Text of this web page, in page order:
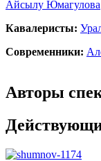
Айсылу Юмагулова
Кавалеристы:
Современники:
Авторы